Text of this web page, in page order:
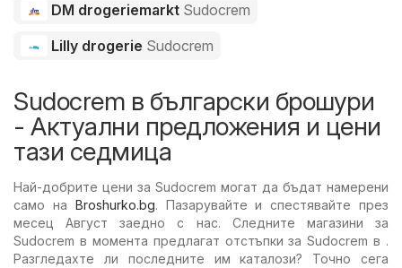
DM drogeriemarkt Sudocrem
Lilly drogerie Sudocrem
Sudocrem в български брошури
- Актуални предложения и цени
тази седмица
Най-добрите цени за Sudocrem могат да бъдат намерени
само на Broshurko.bg. Пазарувайте и спестявайте през
месец Август заедно с нас. Следните магазини за
Sudocrem в момента предлагат отстъпки за Sudocrem в .
Разгледахте ли последните им каталози? Точно сега